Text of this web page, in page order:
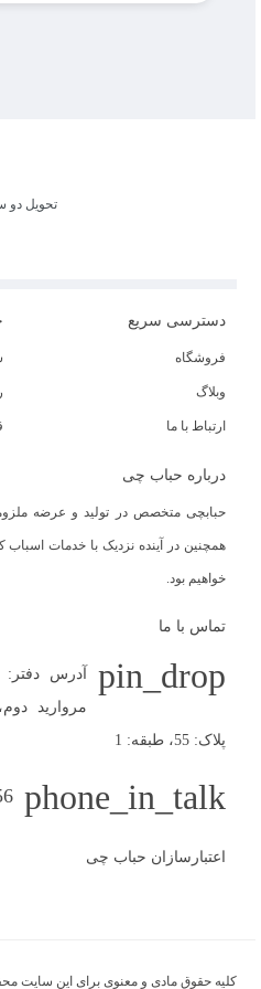
تحویل دو
دسترسی سریع
فروشگاه
وبلاگ
ارتباط با ما
درباره حباب چی
حبابچی متخصص در تولید و عرضه
همچنین در آینده نزدیک با خدمات
خواهیم بود.
تماس با ما
pin_drop
آدرس دفتر:
مروارید
پلاک: 55، طبقه: 1
phone_in_talk
اعتبارسازان حباب چی
کلیه حقوق مادی و معنوی برای این سایت